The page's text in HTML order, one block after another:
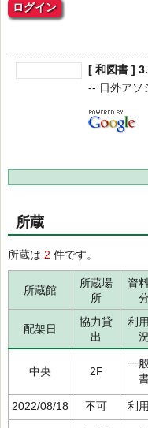
ログイン
[ 和図書 ]
-- 日外アソ
所蔵
所蔵は 2 件です。
所蔵館
所蔵場
所
資
配架日
協力貸
出
利
況
中央 2F
一
2022/08/18 不可 利